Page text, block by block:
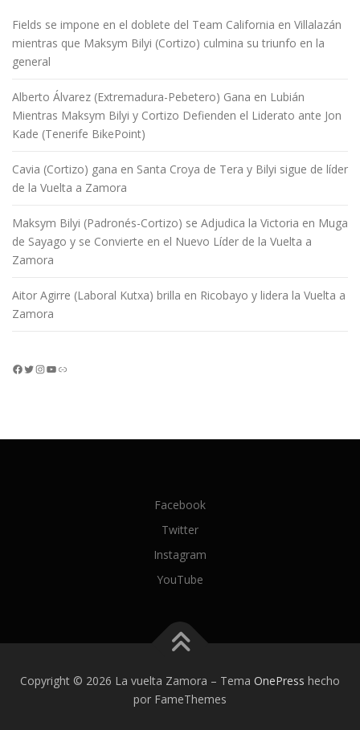
Fields se impone en el doblete del Team California en Villalazán
mientras que Maksym Bilyi (Cortizo) culmina su triunfo en la
general
Alberto Álvarez (Extremadura-Pebetero) Gana en Lubián
Mientras Maksym Bilyi y Cortizo Defienden el Liderato ante Jon
Kade (Tenerife BikePoint)
Cavia (Cortizo) gana en Santa Croya de Tera y Bilyi sigue de líder
de la Vuelta a Zamora
Maksym Bilyi (Padronés-Cortizo) se Adjudica la Victoria en Muga
de Sayago y se Convierte en el Nuevo Líder de la Vuelta a
Zamora
Aitor Agirre (Laboral Kutxa) brilla en Ricobayo y lidera la Vuelta a
Zamora
Facebook Twitter InstagramYouTube Enlace
Facebook
Twitter
Instagram
YouTube
Copyright © 2026 La vuelta Zamora – Tema OnePress hecho
por FameThemes